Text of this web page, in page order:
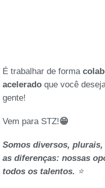
É trabalhar de forma
acelerado que você
gente!
Vem para STZ!😁
Somos diversos,
as diferenças: nossas
todos os talentos. ⭐